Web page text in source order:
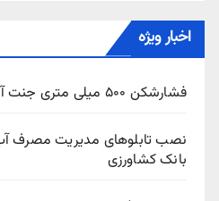
اخبار ویژه
فشارشکن ۵۰۰ میلی متری جنت آباد جنوبی تعویض شد
نصب تابلوهای مدیریت مصرف
بانک کشاورزی